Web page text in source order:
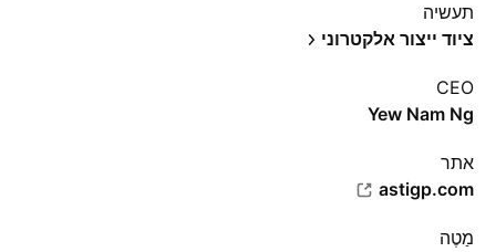
תעשיה
ציוד ייצור אלקטרוני
CEO
Yew Nam Ng
אתר‏
astigp.com
מַטֶה